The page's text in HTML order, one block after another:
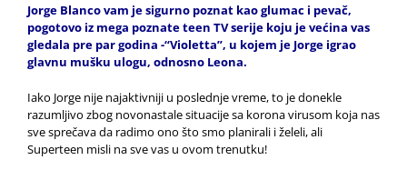
Jorge Blanco vam je sigurno poznat kao glumac i pevač,
pogotovo iz mega poznate teen TV serije koju je većina vas
gledala pre par godina -“Violetta”, u kojem je Jorge igrao
glavnu mušku ulogu, odnosno Leona.
Iako Jorge nije najaktivniji u poslednje vreme, to je donekle
razumljivo zbog novonastale situacije sa korona virusom koja nas
sve sprečava da radimo ono što smo planirali i želeli, ali
Superteen misli na sve vas u ovom trenutku!